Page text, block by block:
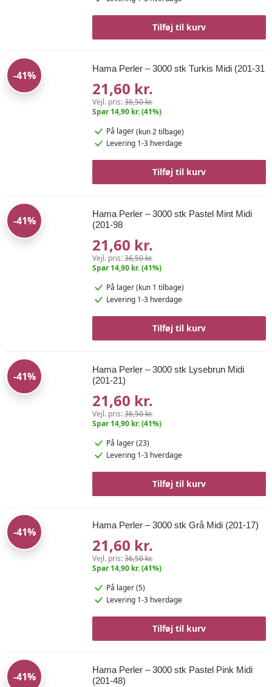
Tilføj til kurv
-41%
Hama Perler – 3000 stk Turkis Midi (201-31
21,60 kr.
Vejl. pris:36,50 kr.
Spar 14,90 kr. (41%)
På lager(kun 2 tilbage)
Levering 1-3 hverdage
Tilføj til kurv
-41%
Hama Perler – 3000 stk Pastel Mint Midi
(201-98
21,60 kr.
Vejl. pris:36,50 kr.
Spar 14,90 kr. (41%)
På lager(kun 1 tilbage)
Levering 1-3 hverdage
Tilføj til kurv
-41%
Hama Perler – 3000 stk Lysebrun Midi
(201-21)
21,60 kr.
Vejl. pris:36,50 kr.
Spar 14,90 kr. (41%)
På lager (23)
Levering 1-3 hverdage
Tilføj til kurv
-41%
Hama Perler – 3000 stk Grå Midi (201-17)
21,60 kr.
Vejl. pris:36,50 kr.
Spar 14,90 kr. (41%)
På lager (5)
Levering 1-3 hverdage
Tilføj til kurv
-41%
Hama Perler – 3000 stk Pastel Pink Midi
(201-48)